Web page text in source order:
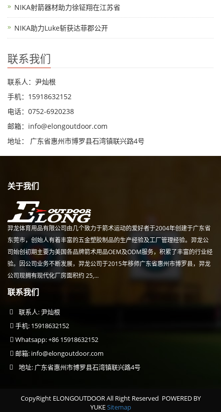
NIKA射箭器材助力徐钲翔在江苏省
NIKA助力Luke斩获达菲郡公开
联系我们
联系人：尹灿根
手机：15918632152
电话：0752-6920238
邮箱： info@elongoutdoor.com
地址： 广东省惠州市博罗县石湾镇联兴路4号
关于我们
羿龙体育用品有限公司由几个致力于箭术运动的爱好者于2004年创建于广东省
东莞市，创始人有着丰富的五金塑胶制品的生产经验及工厂管理经验。羿龙公
司始创初期主要为美国各品牌箭术用品OEM及ODM服务，积累了丰富的行业经
验。因公司业务不断发展，羿龙公司于2015年移师广东省惠州市博罗县，羿龙
公司现拥有现代化厂房面积约 25,...
联系我们
联系人: 尹灿根
手机: 15918632152
Whatsapp: +86 15918632152
邮箱: info@elongoutdoor.com
地址: 广东省惠州市博罗县石湾镇联兴路4号
CopyRight ELONGOUTDOOR All Right Reserved POWERED BY
YUKESitemap